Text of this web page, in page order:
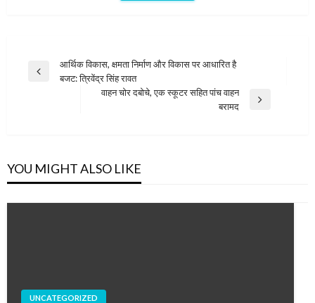
Post
navigation
Previous
आर्थिक विकास, क्षमता निर्माण और विकास पर आधारित है
बजट: त्रिवेंद्र सिंह रावत
वाहन चोर दबोचे, एक स्कूटर सहित पांच वाहन
बरामद
YOU MIGHT ALSO LIKE
UNCATEGORIZED